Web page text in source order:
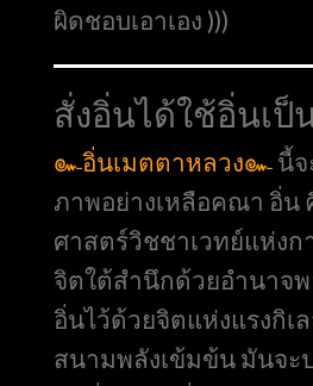
ผิดชอบเอาเอง )))
สั่งอิ่นได้ใช้อิ่นเป็
๛อิ่นเมตตาหลวง๛ นี้
ภาพอย่างเหลือคณา อิ่น
ศาสตร์วิชชาเวทย์แห่งก
จิตใต้สำนึกด้วยอำนาจ
อิ่นไว้ด้วยจิตแห่งแรงกิเ
สนามพลังเข้มข้น มันจะ